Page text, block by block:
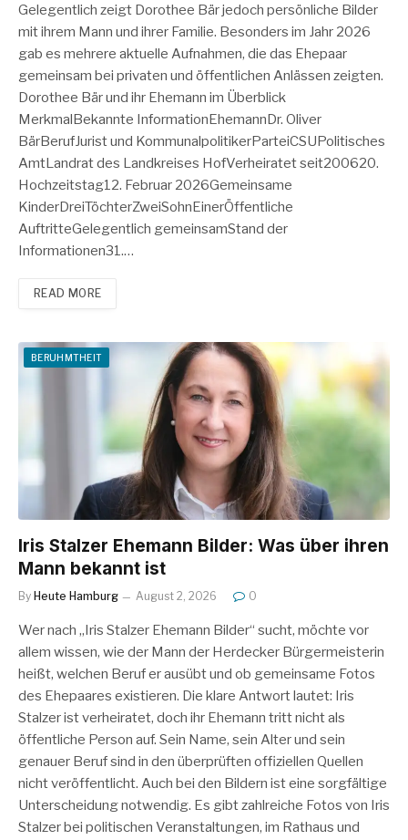
Gelegentlich zeigt Dorothee Bär jedoch persönliche Bilder
mit ihrem Mann und ihrer Familie. Besonders im Jahr 2026
gab es mehrere aktuelle Aufnahmen, die das Ehepaar
gemeinsam bei privaten und öffentlichen Anlässen zeigten.
Dorothee Bär und ihr Ehemann im Überblick
MerkmalBekannte InformationEhemannDr. Oliver
BärBerufJurist und KommunalpolitikerParteiCSUPolitisches
AmtLandrat des Landkreises HofVerheiratet seit200620.
Hochzeitstag12. Februar 2026Gemeinsame
KinderDreiTöchterZweiSohnEinerÖffentliche
AuftritteGelegentlich gemeinsamStand der
Informationen31.…
READ MORE
BERUHMTHEIT
Iris Stalzer Ehemann Bilder: Was über ihren
Mann bekannt ist
By Heute Hamburg August 2, 2026 0
Wer nach „Iris Stalzer Ehemann Bilder“ sucht, möchte vor
allem wissen, wie der Mann der Herdecker Bürgermeisterin
heißt, welchen Beruf er ausübt und ob gemeinsame Fotos
des Ehepaares existieren. Die klare Antwort lautet: Iris
Stalzer ist verheiratet, doch ihr Ehemann tritt nicht als
öffentliche Person auf. Sein Name, sein Alter und sein
genauer Beruf sind in den überprüften offiziellen Quellen
nicht veröffentlicht. Auch bei den Bildern ist eine sorgfältige
Unterscheidung notwendig. Es gibt zahlreiche Fotos von Iris
Stalzer bei politischen Veranstaltungen, im Rathaus und